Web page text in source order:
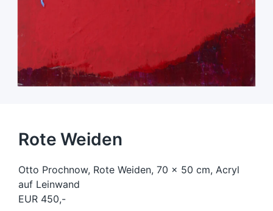
Rote Weiden
Otto Prochnow, Rote Weiden, 70 x 50 cm, Acryl
auf Leinwand
EUR 450,-